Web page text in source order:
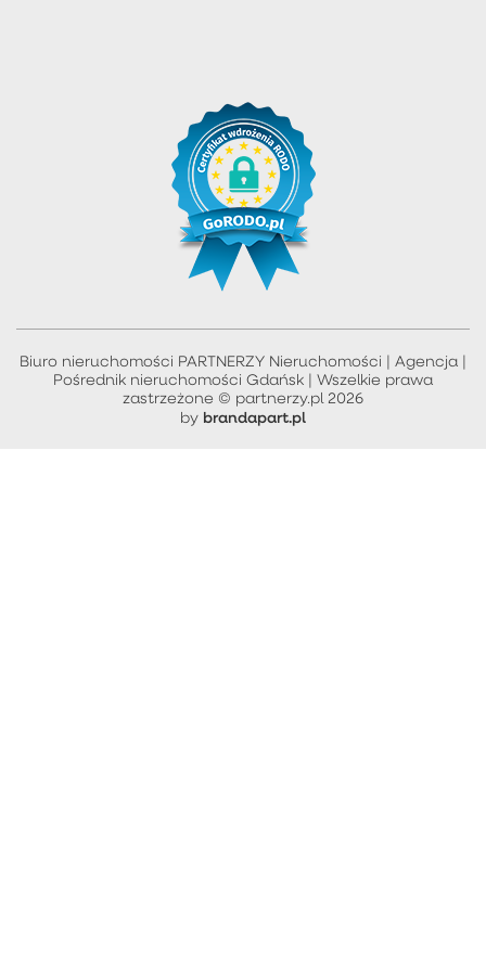
Biuro nieruchomości PARTNERZY Nieruchomości | Agencja |
Pośrednik nieruchomości Gdańsk | Wszelkie prawa
zastrzeżone © partnerzy.pl 2026
by brandapart.pl